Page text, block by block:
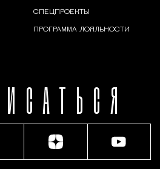
СПЕЦПРОЕКТЫ
ПРОГРАММА ЛОЯЛЬНОСТИ